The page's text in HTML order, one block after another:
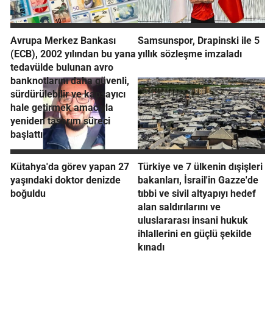
Avrupa Merkez Bankası
(ECB), 2002 yılından bu yana
tedavülde bulunan avro
banknotlarını daha güvenli,
sürdürülebilir ve kapsayıcı
hale getirmek amacıyla
yeniden tasarım süreci
başlattı
Samsunspor, Drapinski ile 5
yıllık sözleşme imzaladı
Kütahya'da görev yapan 27
yaşındaki doktor denizde
boğuldu
Türkiye ve 7 ülkenin dışişleri
bakanları, İsrail'in Gazze'de
tıbbi ve sivil altyapıyı hedef
alan saldırılarını ve
uluslararası insani hukuk
ihlallerini en güçlü şekilde
kınadı